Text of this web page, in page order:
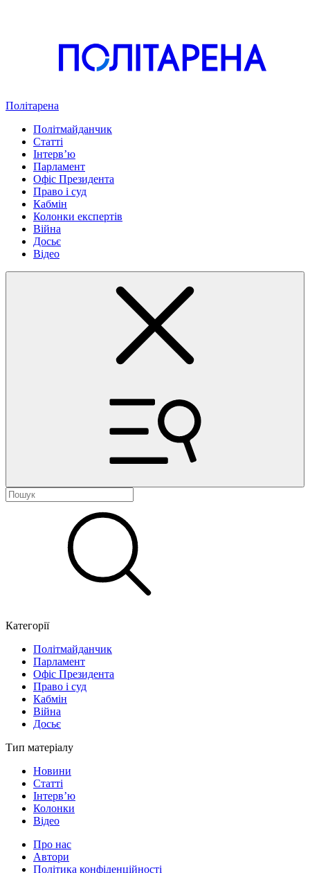
Політарена
Політмайданчик
Статті
Інтервʼю
Парламент
Офіс Президента
Право і суд
Кабмін
Колонки експертів
Війна
Досьє
Відео
Категорії
Політмайданчик
Парламент
Офіс Президента
Право і суд
Кабмін
Війна
Досьє
Тип матеріалу
Новини
Статті
Інтерв’ю
Колонки
Відео
Про нас
Автори
Політика конфіденційності